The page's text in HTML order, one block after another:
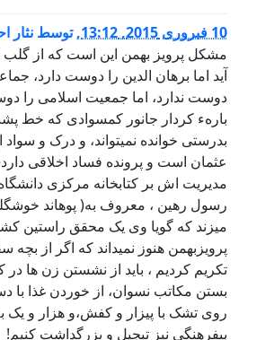
10 فبروری 2015, 13:12 ,توسط نثار
مشکل پرویز بهمن این است که از
آید اما برهان الدین را دوست دارد،
دوست ندارد، اما جمعیت اسلامی را
بارهء کردار جانور کمسوادی که خط
بدرستی خوانده نمیتواند، و درک و
عثمان است و پرونده فساد اخلاقی
مدیریت اش بر کتابخانه مرکزی
رسول رهین ، معروف به( پوهاند
میزند که گویا وی یک محقق راستین
پرویزبهمن هنوز نمیداند که اگر از بچه
تکریم کردیم ، باید از نشستن زن ها در
بستن مکاتب نسوان، از خوردن غذا با
روی تشک با پیزار و کفش،و هزار و یک
بیفرهنگی نیز تبجیل و بزرگداشت کنیم!